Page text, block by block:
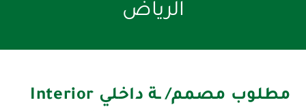
الرياض
مطلوب مصمم/ ـة داخلي Interior